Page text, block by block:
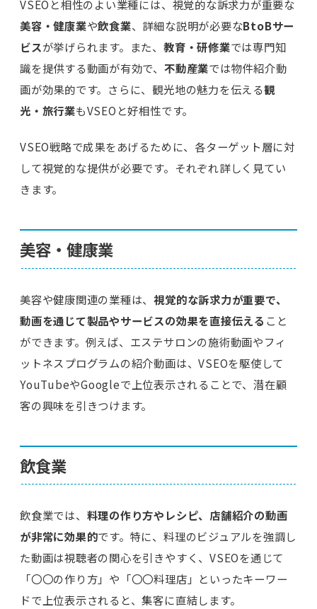
VSEOと相性のよい業種には、視覚的な訴求力が重要な
美容・健康業や飲食業、詳細な説明が必要なBtoBサー
ビスが挙げられます。また、教育・研修業では専門知
識を提供する動画が有効で、不動産業では物件紹介動
画が効果的です。さらに、観光地の魅力を伝える観
光・旅行業もVSEOと好相性です。
VSEO戦略で成果をあげるために、各ターゲット層に対
して視覚的な提供が必要です。それぞれ詳しく見てい
きます。
美容・健康業
美容や健康関連の業種は、視覚的な訴求力が重要で、
動画を通じて製品やサービスの効果を直接伝える こと
ができます。例えば、エステサロンの施術動画やフィ
ットネスプログラムの紹介動画は、VSEOを駆使して
YouTubeやGoogleで上位表示されることで、潜在顧
客の興味を引きつけます。
飲食業
飲食業では、 料理の作り方やレシピ、店舗紹介の動画
が非常に効果的です。特に、料理のビジュアルを強調し
た動画は視聴者の関心を引きやすく、VSEOを通じて
「〇〇の作り方」や「〇〇料理店」といったキーワー
ドで上位表示されると、集客に直結します。